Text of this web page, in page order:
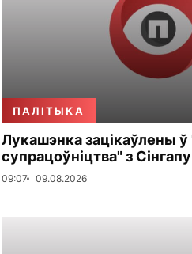
ПАЛІТЫКА
Лукашэнка зацікаўлены ў
супрацоўніцтва" з
09:07 09.08.2026